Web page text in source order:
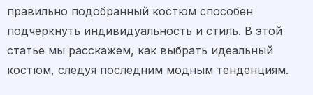
правильно подобранный костюм способен
подчеркнуть индивидуальность и стиль. В этой
статье мы расскажем, как выбрать идеальный
костюм, следуя последним модным тенденциям.